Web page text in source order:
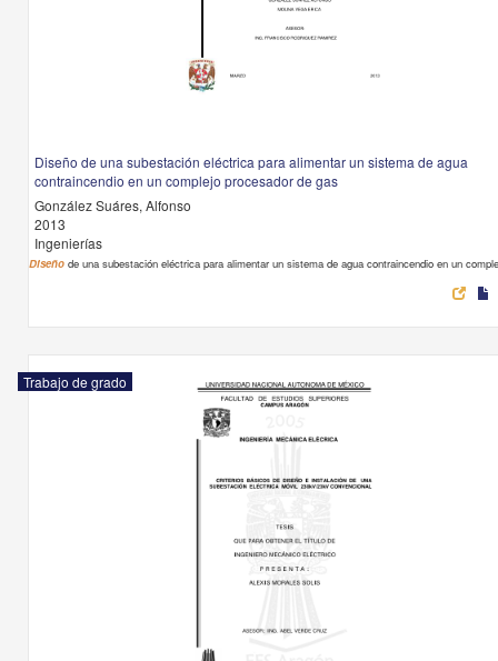
Diseño de una subestación eléctrica para alimentar un sistema de agua
contraincendio en un complejo procesador de gas
González Suáres, Alfonso
2013
Ingenierías
Diseño de una subestación eléctrica para alimentar un sistema de agua contraincendio en un
Trabajo de grado